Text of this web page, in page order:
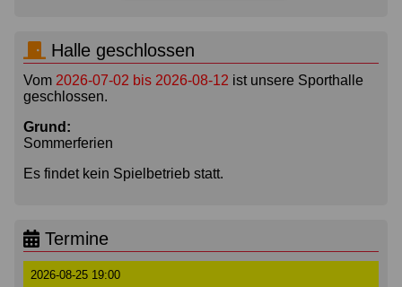
Halle geschlossen
Vom 2026-07-02 bis 2026-08-12 ist unsere Sporthalle
geschlossen.
Grund:
Sommerferien
Es findet kein Spielbetrieb statt.
Termine
2026-08-25 19:00